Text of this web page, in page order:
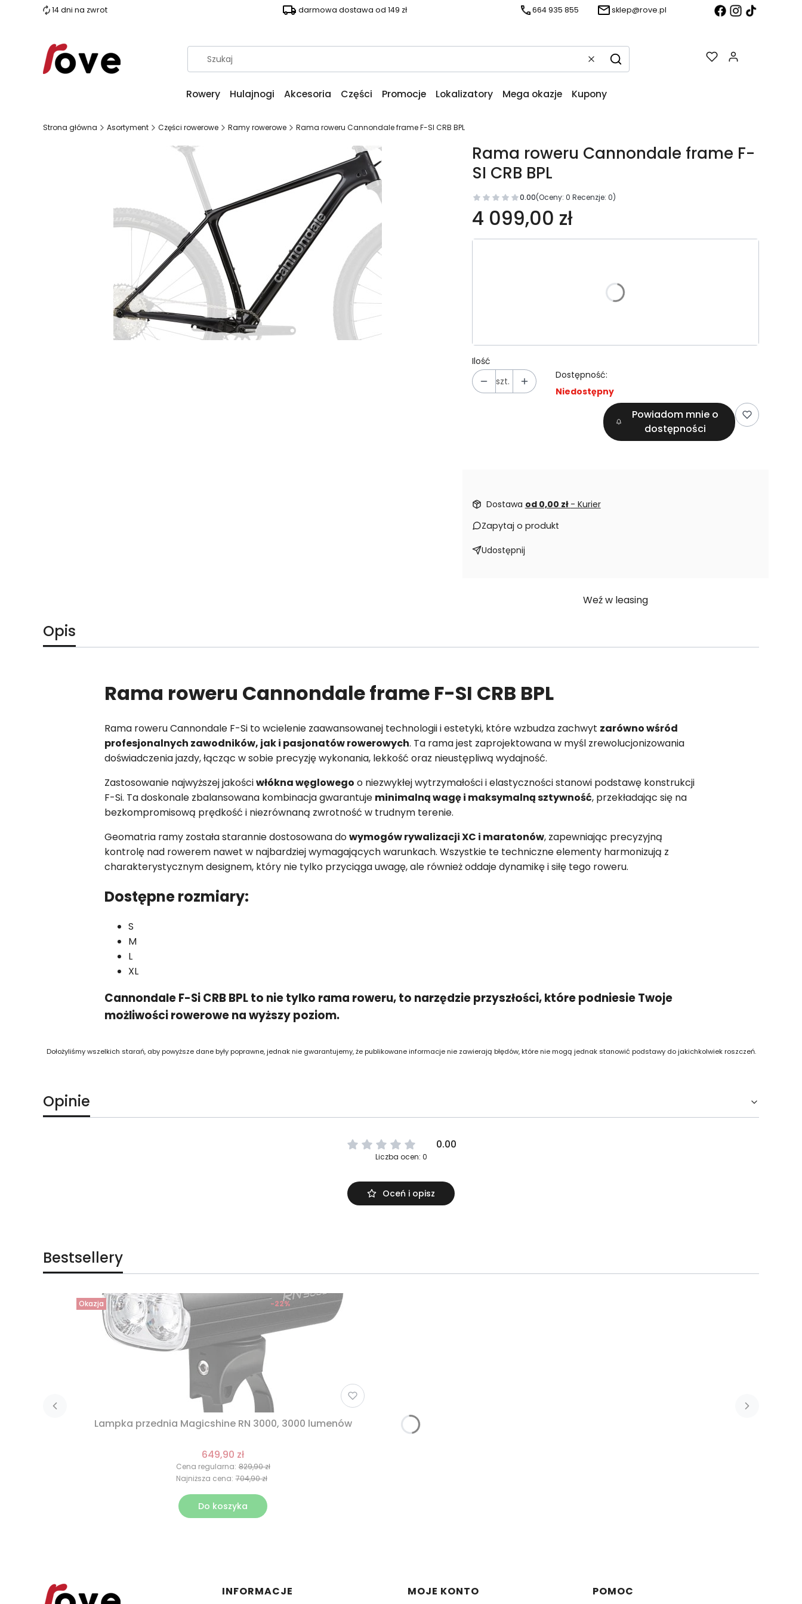
14 dni na zwrot darmowa dostawa od 149 zł 664 935 855 sklep@rove.pl
WyczyśćSzukaj
Rowery Hulajnogi Akcesoria Części Promocje Lokalizatory Mega okazje Kupony
Strona główna Asortyment Części rowerowe Ramy rowerowe Rama roweru Cannondale frame F-SI CRB BPL
Rama roweru Cannondale frame F-
SI CRB BPL
0.00(Oceny: 0 Recenzje: 0)
4 099,00 zł
Ilość
szt.
Dostępność:
Niedostępny
Powiadom mnie o
dostępności
Dostawa od 0,00 zł - Kurier
Zapytaj o produkt
Udostępnij
Weź w leasing
Opis
Rama roweru Cannondale frame F-SI CRB BPL
Rama roweru Cannondale F-Si to wcielenie zaawansowanej technologii i estetyki, które wzbudza zachwyt zarówno wśród
profesjonalnych zawodników, jak i pasjonatów rowerowych. Ta rama jest zaprojektowana w myśl zrewolucjonizowania
doświadczenia jazdy, łącząc w sobie precyzję wykonania, lekkość oraz nieustępliwą wydajność.
Zastosowanie najwyższej jakościwłókna węglowego o niezwykłej wytrzymałości i elastyczności stanowi podstawę konstrukcji
F-Si. Ta doskonale zbalansowana kombinacja gwarantuje minimalną wagę i maksymalną sztywność, przekładając się na
bezkompromisową prędkość i niezrównaną zwrotność w trudnym terenie.
Geomatria ramy została starannie dostosowana dowymogów rywalizacji XC i maratonów, zapewniając precyzyjną
kontrolę nad rowerem nawet w najbardziej wymagających warunkach. Wszystkie te techniczne elementy harmonizują z
charakterystycznym designem, który nie tylko przyciąga uwagę, ale również oddaje dynamikę i siłę tego roweru.
Dostępne rozmiary:
S
M
L
XL
Cannondale F-Si CRB BPL to nie tylko rama roweru, to narzędzie przyszłości, które podniesie Twoje
możliwości rowerowe na wyższy poziom.
Dołożyliśmy wszelkich starań, aby powyższe dane były poprawne, jednak nie gwarantujemy, że publikowane informacje nie zawierają błędów, które nie mogą jednak stanowić podstawy do jakichkolwiek roszczeń.
Opinie
0.00
Liczba ocen: 0
Oceń i opisz
Bestsellery
Okazja
Lampka przednia Magicshine RN 3000, 3000 lumenów
649,90 zł
Cena regularna: 829,90 zł
-22%
Najniższa cena: 704,90 zł
Do koszyka
Linki w stopce
INFORMACJE MOJE KONTO POMOC